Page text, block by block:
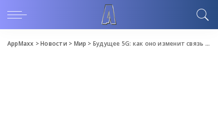
AppMaxx >Новости > Мир > Будущее 5G: как оно изменит связь и интернет